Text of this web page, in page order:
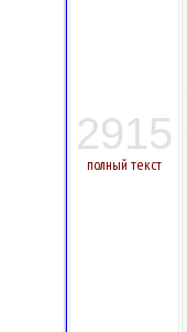
2915
полный текст